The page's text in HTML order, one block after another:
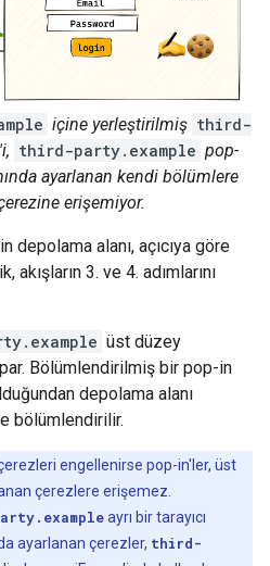
içine yerleştirilmiş third-
third-party.example pop-
ayarlanan kendi bölümlere
erişemiyor.
depolama alanı, açıcıya göre
3. ve 4. adımlarını
üst düzey
Bölümlendirilmiş bir pop-in
depolama alanı
bölümlendirilir.
engellenirse pop-in'ler, üst
çerezlere erişemez.
ayrı bir tarayıcı
ayarlanan çerezler, third-